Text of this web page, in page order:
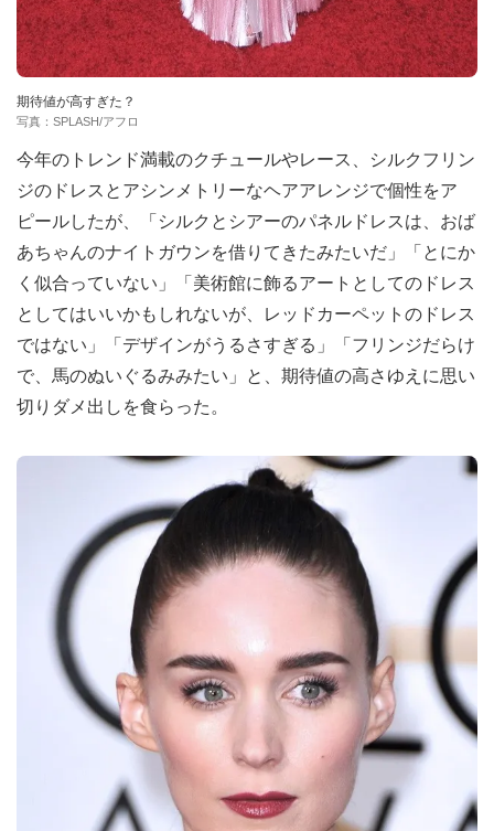
期待値が高すぎた？
写真：SPLASH/アフロ
今年のトレンド満載のクチュールやレース、シルクフリン
ジのドレスとアシンメトリーなヘアアレンジで個性をア
ピールしたが、「シルクとシアーのパネルドレスは、おば
あちゃんのナイトガウンを借りてきたみたいだ」「とにか
く似合っていない」「美術館に飾るアートとしてのドレス
としてはいいかもしれないが、レッドカーペットのドレス
ではない」「デザインがうるさすぎる」「フリンジだらけ
で、馬のぬいぐるみみたい」と、期待値の高さゆえに思い
切りダメ出しを食らった。